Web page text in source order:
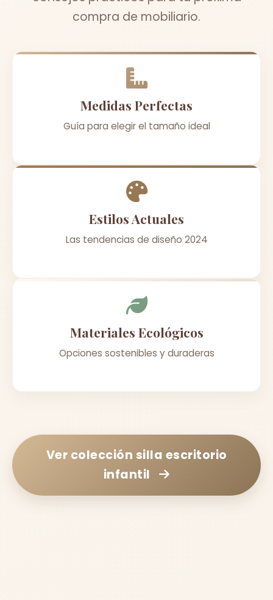
compra de mobiliario.
Medidas Perfectas
Guía para elegir el tamaño ideal
Estilos Actuales
Las tendencias de diseño 2024
Materiales Ecológicos
Opciones sostenibles y duraderas
Ver colección silla escritorio
infantil